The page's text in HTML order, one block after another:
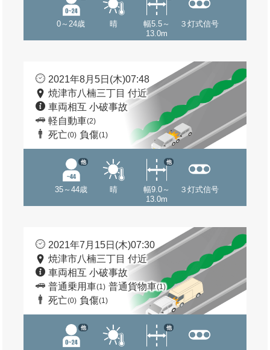
0～24歳 晴
幅5.5～
13.0m
３灯式信号
2021年8月5日(木)07:48
焼津市八楠三丁目 付近
車両相互 小破事故
軽自動車(2)
死亡(0) 負傷(1)
35～44歳
他
晴
幅9.0～
13.0m
他
３灯式信号
2021年7月15日(木)07:30
焼津市八楠三丁目 付近
車両相互 小破事故
普通乗用車(1) 普通貨物車(1)
死亡(0) 負傷(1)
他 他